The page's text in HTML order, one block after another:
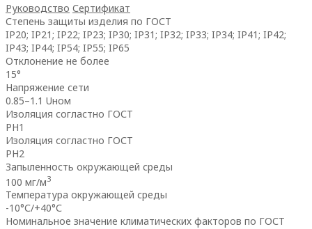
Руководство Сертификат
Степень защиты изделия по ГОСТ
IP20; IP21; IP22; IP23; IP30; IP31; IP32; IP33; IP34; IP41; IP42;
IP43; IP44; IP54; IP55; IP65
Отклонение не более
15°
Напряжение сети
0.85–1.1 Uном
Изоляция согластно ГОСТ
PH1
Изоляция согластно ГОСТ
PH2
Запыленность окружающей среды
100 мг/м3
Температура окружающей среды
-10°С/+40°С
Номинальное значение климатических факторов по ГОСТ